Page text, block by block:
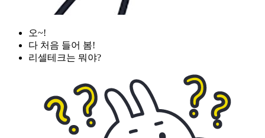
오~!
다 처음 들어 봄!
리셀테크는 뭐야?